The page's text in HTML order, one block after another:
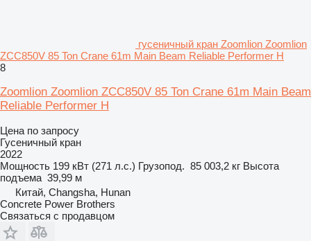
гусеничный кран Zoomlion Zoomlion
ZCC850V 85 Ton Crane 61m Main Beam Reliable Performer H
8
Zoomlion Zoomlion ZCC850V 85 Ton Crane 61m Main Beam
Reliable Performer H
Цена по запросу
Гусеничный кран
2022
Мощность 199 кВт (271 л.с.) Грузопод. 85 003,2 кг Высота
подъема 39,99 м
Китай, Changsha, Hunan
Concrete Power Brothers
Связаться с продавцом